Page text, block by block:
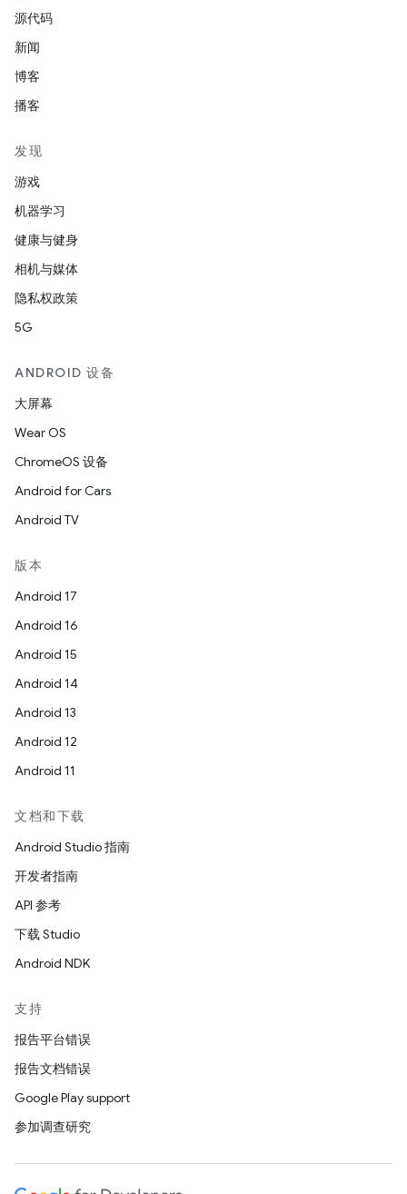
源代码
新闻
博客
播客
发现
游戏
机器学习
健康与健身
相机与媒体
隐私权政策
5G
ANDROID 设备
大屏幕
Wear OS
ChromeOS 设备
Android for Cars
Android TV
版本
Android 17
Android 16
Android 15
Android 14
Android 13
Android 12
Android 11
文档和下载
Android Studio 指南
开发者指南
API 参考
下载 Studio
Android NDK
支持
报告平台错误
报告文档错误
Google Play support
参加调查研究